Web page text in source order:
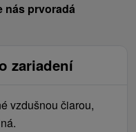
nás prvoradá
zariadení
vzdušnou čiarou,